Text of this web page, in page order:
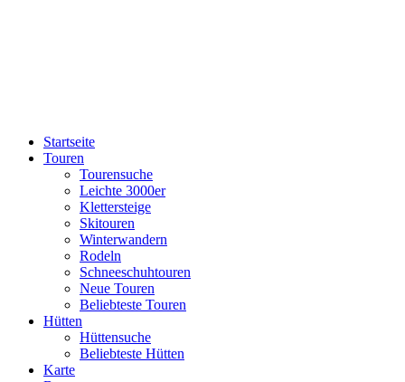
Startseite
Touren
Tourensuche
Leichte 3000er
Klettersteige
Skitouren
Winterwandern
Rodeln
Schneeschuhtouren
Neue Touren
Beliebteste Touren
Hütten
Hüttensuche
Beliebteste Hütten
Karte